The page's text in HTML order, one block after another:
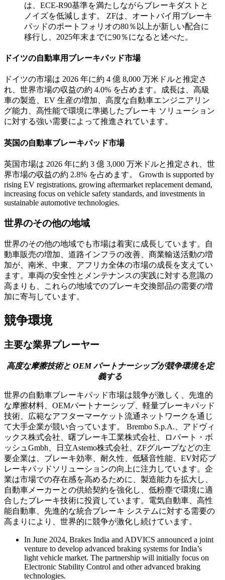
は、ECE-R90基準を満たしながらブレーキダストと
ノイズを低減します。 ZFは、オートバイ用ブレーキ
パッドのポートフォリオの80％以上が新しい配合に
移行し、2025年末までに90％になると述べた。
ドイツの自動車用ブレーキパッド市場
ドイツの市場は 2026 年に約 4 億 8,000 万米ドルと推定さ
れ、世界市場の収益の約 4.0% を占めます。成長は、高級
車の製造、EV 生産の増加、高度な自動車エンジニアリン
グ能力、高性能で環境に準拠したブレーキ ソリューション
に対する強い需要によって推進されています。
英国の自動車ブレーキパッド市場
英国市場は 2026 年に約 3 億 3,000 万米ドルと推定され、世
界市場の収益の約 2.8% を占めます。 Growth is supported by
rising EV registrations, growing aftermarket replacement demand,
increasing focus on vehicle safety standards, and investments in
sustainable automotive technologies.
世界のその他の地域
世界のその他の地域でも市場は着実に成長しています。自
動車販売の増加、道路インフラの改善、商業輸送活動の増
加が、南米、中東、アフリカ全体の市場の成長を支えてい
ます。車両の安全性とメンテナンスの実践に対する意識の
高まりも、これらの地域でのブレーキ交換部品の需要の増
加に寄与しています。
競争環境
主要な業界プレーヤー
高度な摩擦技術と OEM パートナーシップが競争環境を定
義する
世界の自動車ブレーキパッド市場は競争が激しく、先進的
な摩擦材料、OEMパートナーシップ、軽量ブレーキパッド
技術、広範なアフターマーケット流通ネットワークを通じ
て大手企業が競い合っています。 Brembo S.p.A.、アドヴィ
ックス株式会社、曙ブレーキ工業株式会社、ロバート・ボ
ッシュGmbh、日立Astemo株式会社、ZFグループなどの主
要企業は、ブレーキ効率、耐久性、低騒音性能、EV対応ブ
レーキパッドソリューションの向上に注力しています。企
業は市場での存在感を高めるために、製造能力を拡大し、
自動車メーカーとの供給契約を強化し、低粉塵で環境に適
合したブレーキ技術に投資しています。電気自動車、高性
能自動車、先進的な統合ブレーキ システムに対する需要の
高まりにより、世界的に競争が激化し続けています。
In June 2024, Brakes India and ADVICS announced a joint
venture to develop advanced braking systems for India’s
light vehicle market. The partnership will initially focus on
Electronic Stability Control and other advanced braking
technologies.